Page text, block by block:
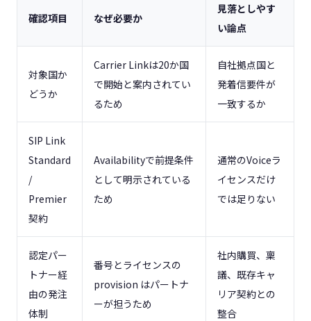
確認項目 なぜ必要か
見落としやす
い論点
対象国か
どうか
Carrier Linkは20か国
で開始と案内されてい
るため
自社拠点国と
発着信要件が
一致するか
SIP Link
Standard
/
Premier
契約
Availabilityで前提条件
として明示されている
ため
通常のVoiceラ
イセンスだけ
では足りない
認定パー
トナー経
由の発注
体制
番号とライセンスの
provision はパートナ
ーが担うため
社内購買、稟
議、既存キャ
リア契約との
整合